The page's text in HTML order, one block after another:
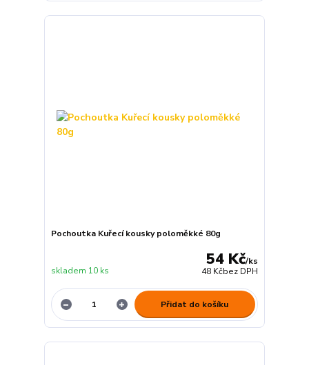
Pochoutka Kuřecí kousky poloměkké 80g
54 Kč/ks
48 Kčbez DPH
skladem 10 ks
Přidat do košíku